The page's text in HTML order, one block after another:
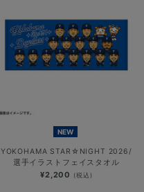
NEW
YOKOHAMA STAR☆NIGHT 2026/
選手イラストフェイスタオル
¥2,200 (税込)